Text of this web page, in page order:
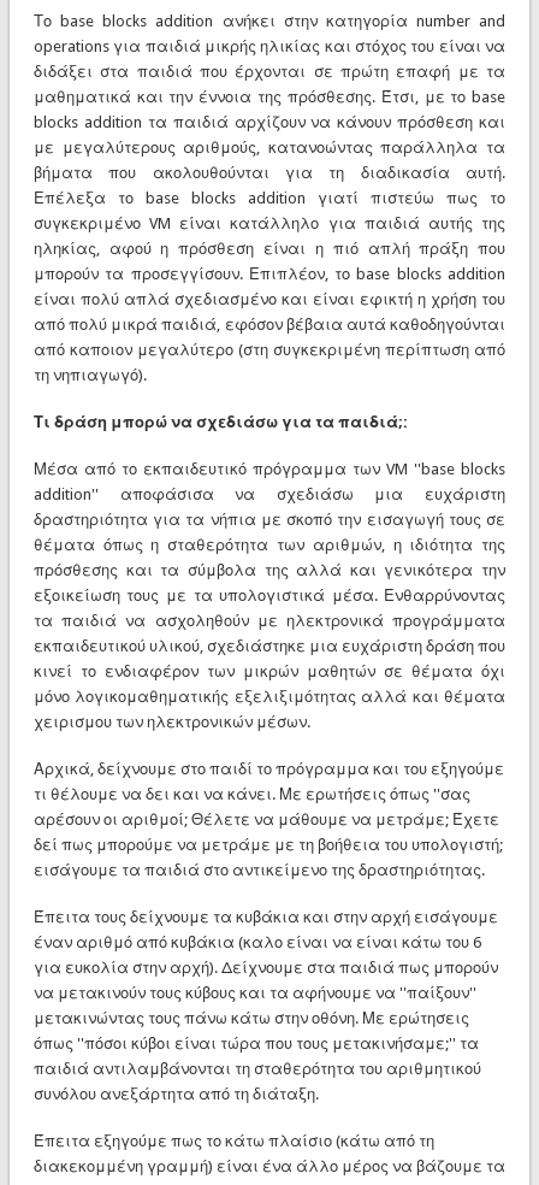
Το base blocks addition ανήκει στην κατηγορία number and
operations για παιδιά μικρής ηλικίας και στόχος του είναι να
διδάξει στα παιδιά που έρχονται σε πρώτη επαφή με τα
μαθηματικά και την έννοια της πρόσθεσης. Έτσι, με το base
blocks addition τα παιδιά αρχίζουν να κάνουν πρόσθεση και
με μεγαλύτερους αριθμούς, κατανοώντας παράλληλα τα
βήματα που ακολουθούνται για τη διαδικασία αυτή.
Επέλεξα το base blocks addition γιατί πιστεύω πως το
συγκεκριμένο VM είναι κατάλληλο για παιδιά αυτής της
ηληκίας, αφού η πρόσθεση είναι η πιό απλή πράξη που
μπορούν τα προσεγγίσουν. Επιπλέον, το base blocks addition
είναι πολύ απλά σχεδιασμένο και είναι εφικτή η χρήση του
από πολύ μικρά παιδιά, εφόσον βέβαια αυτά καθοδηγούνται
από καποιον μεγαλύτερο (στη συγκεκριμένη περίπτωση από
τη νηπιαγωγό).
Τι δράση μπορώ να σχεδιάσω για τα παιδιά;:
Μέσα από το εκπαιδευτικό πρόγραμμα των VM ''base blocks
addition'' αποφάσισα να σχεδιάσω μια ευχάριστη
δραστηριότητα για τα νήπια με σκοπό την εισαγωγή τους σε
θέματα όπως η σταθερότητα των αριθμών, η ιδιότητα της
πρόσθεσης και τα σύμβολα της αλλά και γενικότερα την
εξοικείωση τους με τα υπολογιστικά μέσα. Ενθαρρύνοντας
τα παιδιά να ασχοληθούν με ηλεκτρονικά προγράμματα
εκπαιδευτικού υλικού, σχεδιάστηκε μια ευχάριστη δράση που
κινεί το ενδιαφέρον των μικρών μαθητών σε θέματα όχι
μόνο λογικομαθηματικής εξελιξιμότητας αλλά και θέματα
χειρισμου των ηλεκτρονικών μέσων.
Αρχικά, δείχνουμε στο παιδί το πρόγραμμα και του εξηγούμε
τι θέλουμε να δει και να κάνει. Με ερωτήσεις όπως ''σας
αρέσουν οι αριθμοί; Θέλετε να μάθουμε να μετράμε; Έχετε
δεί πως μπορούμε να μετράμε με τη βοήθεια του υπολογιστή;
εισάγουμε τα παιδιά στο αντικείμενο της δραστηριότητας.
Έπειτα τους δείχνουμε τα κυβάκια και στην αρχή εισάγουμε
έναν αριθμό από κυβάκια (καλο είναι να είναι κάτω του 6
για ευκολία στην αρχή). Δείχνουμε στα παιδιά πως μπορούν
να μετακινούν τους κύβους και τα αφήνουμε να ''παίξουν''
μετακινώντας τους πάνω κάτω στην οθόνη. Με ερώτησεις
όπως ''πόσοι κύβοι είναι τώρα που τους μετακινήσαμε;'' τα
παιδιά αντιλαμβάνονται τη σταθερότητα του αριθμητικού
συνόλου ανεξάρτητα από τη διάταξη.
Έπειτα εξηγούμε πως το κάτω πλαίσιο (κάτω από τη
διακεκομμένη γραμμή) είναι ένα άλλο μέρος να βάζουμε τα